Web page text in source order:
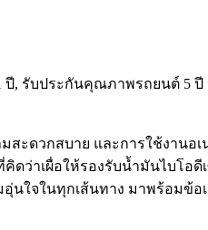
บประกันคุณภาพรถยนต์ 5 ปี ห
สะดวกสบาย และการใช้งาน
ดว่าเผื่อให้รองรับน้ำมันไบโอ
นใจในทุกเส้นทาง มาพร้อมข้